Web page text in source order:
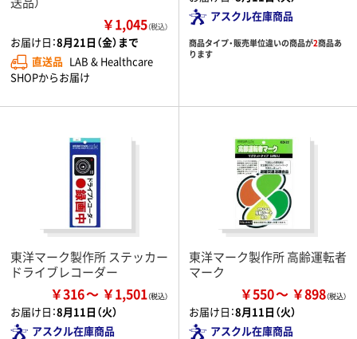
￥1,045（税込）
お届け日：8月21日（金）まで
直送品 LAB & Healthcare
SHOPからお届け
アスクル在庫商品
商品タイプ・販売単位違いの商品が2商品あ
ります
東洋マーク製作所 ステッカー
ドライブレコーダー
￥316 ￥1,501
お届け日：8月11日（火）
アスクル在庫商品
東洋マーク製作所 高齢運転者
マーク
￥550 ￥898
お届け日：8月11日（火）
アスクル在庫商品